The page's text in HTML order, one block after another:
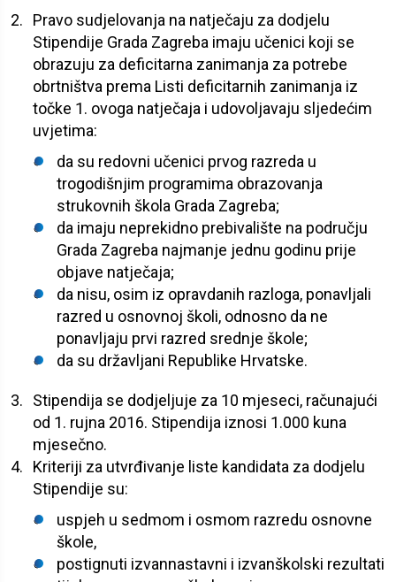
Pravo sudjelovanja na natječaju za dodjelu
Stipendije Grada Zagreba imaju učenici koji se
obrazuju za deficitarna zanimanja za potrebe
obrtništva prema Listi deficitarnih zanimanja iz
točke 1. ovoga natječaja i udovoljavaju sljedećim
uvjetima:
da su redovni učenici prvog razreda u
trogodišnjim programima obrazovanja
strukovnih škola Grada Zagreba;
da imaju neprekidno prebivalište na području
Grada Zagreba najmanje jednu godinu prije
objave natječaja;
da nisu, osim iz opravdanih razloga, ponavljali
razred u osnovnoj školi, odnosno da ne
ponavljaju prvi razred srednje škole;
da su državljani Republike Hrvatske.
Stipendija se dodjeljuje za 10 mjeseci, računajući
od 1. rujna 2016. Stipendija iznosi 1.000 kuna
mjesečno.
Kriteriji za utvrđivanje liste kandidata za dodjelu
Stipendije su:
uspjeh u sedmom i osmom razredu osnovne
škole,
postignuti izvannastavni i izvanškolski rezultati